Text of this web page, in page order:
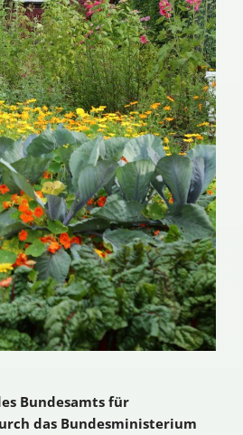
Bundesamts für
das Bundesministerium